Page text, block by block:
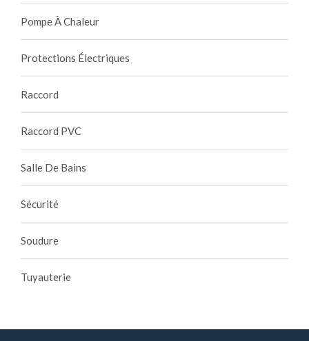
Pompe À Chaleur
Protections Électriques
Raccord
Raccord PVC
Salle De Bains
Sécurité
Soudure
Tuyauterie